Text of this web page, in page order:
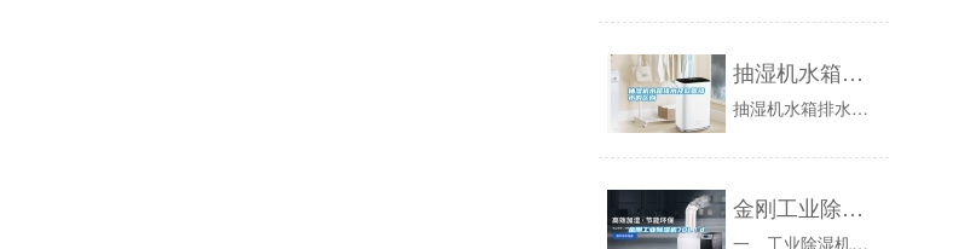
抽湿机水箱排水及软管排水的区别
抽湿机水箱排水及软管排水的区别除湿机的排水方式有水箱排水，和软管排水，水箱排水是指抽湿机抽的水储存在水箱中，当水箱水满时，除湿机就停止工作，...
金刚工业除湿机70L／d
一、工业除湿机应用 工业除湿机广泛应用于办公室、档案、资料、图书馆、电脑房、精密仪器室、医院及贵重物品仓库，化纤、制药、军工、玻...